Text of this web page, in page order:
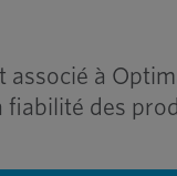
associé à
fiabilité des